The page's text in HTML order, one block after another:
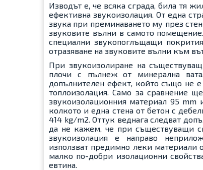
Изводът е, че всяка сграда, била тя
ефективна звукоизолация. От една
звука при преминаването му през
звуковите вълни в самото
специални звукопоглъщащи
отразяване на звуковите вълни към
При звукоизолиране на
плочи с пълнеж от минерална
допълнителен ефект, който също не
топлоизолация. Само за сравнение
звукоизолационния материал 95
колкото и една стена от бетон с
414 kg/m2. Оттук веднага следват
да не кажем, че при съществуващи
звукоизолация е направо
използват предимно леки материали
малко по-добри изолационни
евтина.